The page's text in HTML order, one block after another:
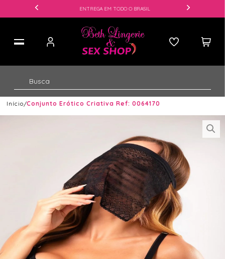
ENTREGA EM TODO O BRASIL
Início Conjunto Erótico Criativa Ref: 0064170